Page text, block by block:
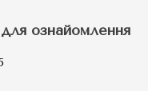
ознайомлення